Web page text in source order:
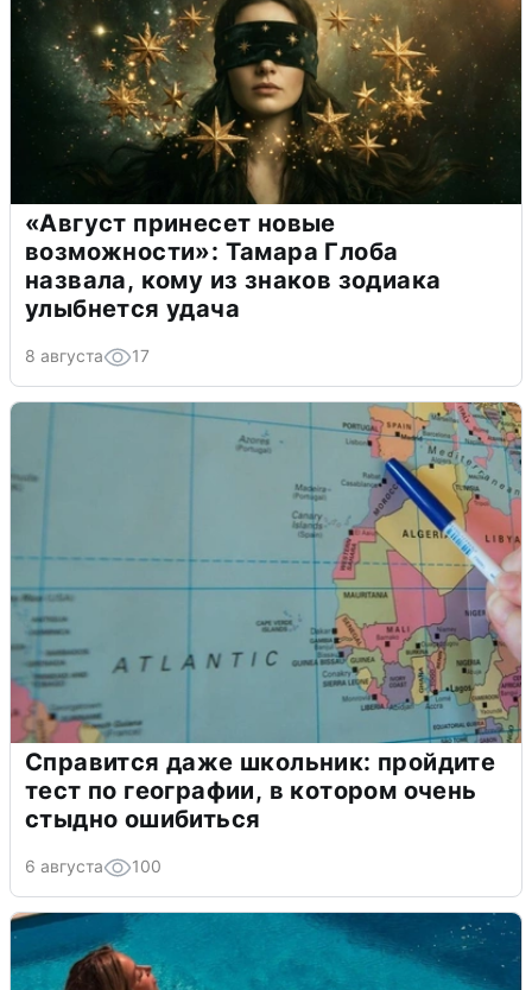
«Август принесет новые
возможности»: Тамара Глоба
назвала, кому из знаков зодиака
улыбнется удача
8 августа 17
Справится даже школьник: пройдите
тест по географии, в котором очень
стыдно ошибиться
6 августа 100